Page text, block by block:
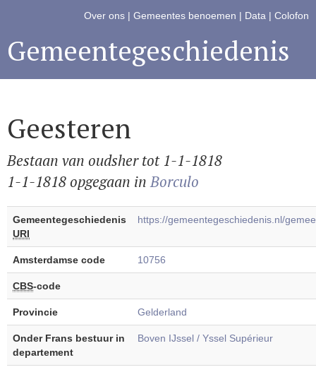
Over ons | Gemeentes benoemen | Data | Colofon
Gemeentegeschiedenis
Geesteren
Bestaan van oudsher tot 1-1-1818
1-1-1818 opgegaan inBorculo
Gemeentegeschiedenis
URI
https://gemeentegeschiedenis.nl/
Amsterdamse code 10756
CBS-code
Provincie Gelderland
Onder Frans bestuur in
departement
Boven IJssel / Yssel Supérieur